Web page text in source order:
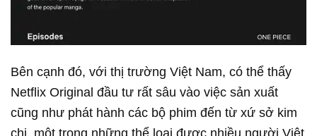
Bên cạnh đó, với thị trường Việt Nam, có thể thấy
Netflix Original đầu tư rất sâu vào việc sản xuất
cũng như phát hành các bộ phim đến từ xứ sở kim
chi, một trong những thể loại được nhiều người Việt